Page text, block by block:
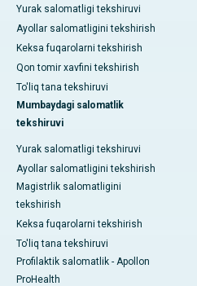
Yurak salomatligi tekshiruvi
Ayollar salomatligini tekshirish
Keksa fuqarolarni tekshirish
Qon tomir xavfini tekshirish
To'liq tana tekshiruvi
Mumbaydagi salomatlik
tekshiruvi
Yurak salomatligi tekshiruvi
Ayollar salomatligini tekshirish
Magistrlik salomatligini
tekshirish
Keksa fuqarolarni tekshirish
To'liq tana tekshiruvi
Profilaktik salomatlik - Apollon
ProHealth